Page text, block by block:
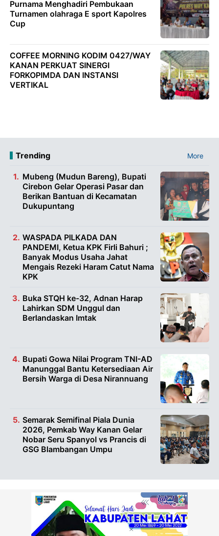
Purnama Menghadiri Pembukaan
Turnamen olahraga E sport Kapolres
Cup
COFFEE MORNING KODIM 0427/WAY
KANAN PERKUAT SINERGI
FORKOPIMDA DAN INSTANSI
VERTIKAL
Trending More
Mubeng (Mudun Bareng), Bupati
Cirebon Gelar Operasi Pasar dan
Berikan Bantuan di Kecamatan
Dukupuntang
WASPADA PILKADA DAN
PANDEMI, Ketua KPK Firli Bahuri ;
Banyak Modus Usaha Jahat
Mengais Rezeki Haram Catut Nama
KPK
Buka STQH ke-32, Adnan Harap
Lahirkan SDM Unggul dan
Berlandaskan Imtak
Bupati Gowa Nilai Program TNI-AD
Manunggal Bantu Ketersediaan Air
Bersih Warga di Desa Nirannuang
Semarak Semifinal Piala Dunia
2026, Pemkab Way Kanan Gelar
Nobar Seru Spanyol vs Prancis di
GSG Blambangan Umpu